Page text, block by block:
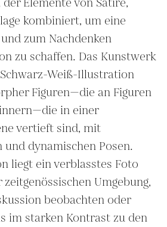
kombiniert, um eine
zum Nachdenken
zu schaffen. Das Kunstwerk
Weiß-Illustration
Figuren—die an Figuren
in einer
vertieft sind, mit
dynamischen Posen.
liegt ein verblasstes Foto
Umgebung,
beobachten oder
im starken Kontrast zu den